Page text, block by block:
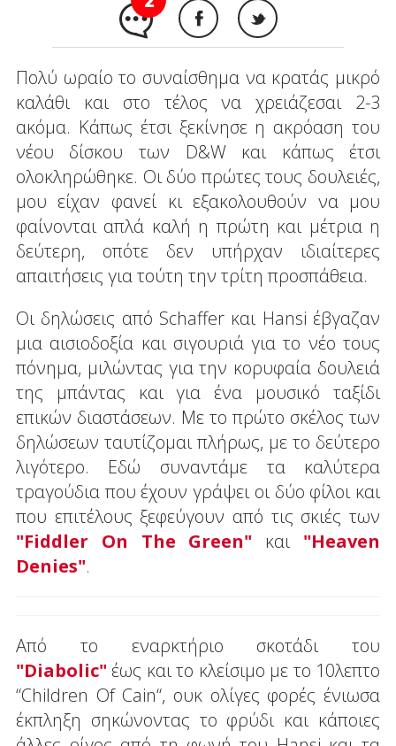
Πολύ ωραίο το συναίσθημα να κρατάς μικρό
καλάθι και στο τέλος να χρειάζεσαι 2-3
ακόμα. Κάπως έτσι ξεκίνησε η ακρόαση του
νέου δίσκου των D&W και κάπως έτσι
ολοκληρώθηκε. Οι δύο πρώτες τους δουλειές,
μου είχαν φανεί κι εξακολουθούν να μου
φαίνονται απλά καλή η πρώτη και μέτρια η
δεύτερη, οπότε δεν υπήρχαν ιδιαίτερες
απαιτήσεις για τούτη την τρίτη προσπάθεια.
Οι δηλώσεις από Schaffer και Hansi έβγαζαν
μια αισιοδοξία και σιγουριά για το νέο τους
πόνημα, μιλώντας για την κορυφαία δουλειά
της μπάντας και για ένα μουσικό ταξίδι
επικών διαστάσεων. Με το πρώτο σκέλος των
δηλώσεων ταυτίζομαι πλήρως, με το δεύτερο
λιγότερο. Εδώ συναντάμε τα καλύτερα
τραγούδια που έχουν γράψει οι δύο φίλοι και
που επιτέλους ξεφεύγουν από τις σκιές των
"Fiddler On The Green" και "Heaven
Denies".
Από το εναρκτήριο σκοτάδι του
"Diabolic"έως και το κλείσιμο με το 10λεπτο
“Children Of Cain“, ουκ ολίγες φορές ένιωσα
έκπληξη σηκώνοντας το φρύδι και κάποιες